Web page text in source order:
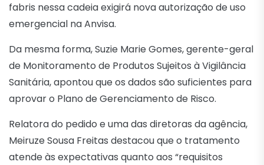
fabris nessa cadeia exigirá nova autorização de uso
emergencial na Anvisa.
Da mesma forma, Suzie Marie Gomes, gerente-geral
de Monitoramento de Produtos Sujeitos à Vigilância
Sanitária, apontou que os dados são suficientes para
aprovar o Plano de Gerenciamento de Risco.
Relatora do pedido e uma das diretoras da agência,
Meiruze Sousa Freitas destacou que o tratamento
atende às expectativas quanto aos “requisitos